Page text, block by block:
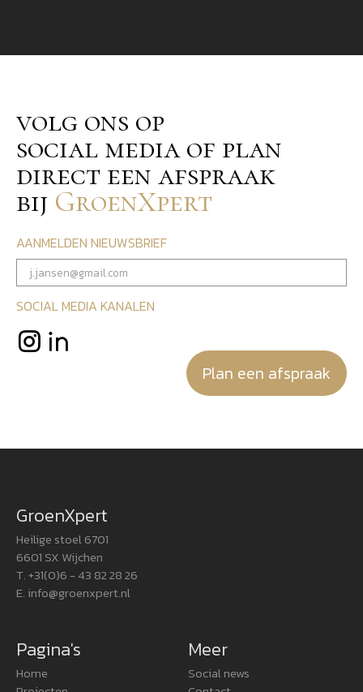
volg ons op
social media of plan
direct een afspraak
bij GroenXpert
AANMELDEN NIEUWSBRIEF
SOCIAL MEDIA KANALEN
Plan een afspraak
GroenXpert
Heilige stoel 6701
6601 SX Wijchen
T. +31(0)6 - 43 82 28 26
E. info@groenxpert.nl
Pagina's
Home
Meer
Social news